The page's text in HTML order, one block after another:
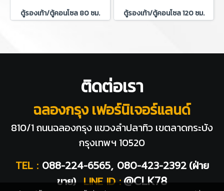
ตู้รองเท้า/ตู้คอนโซล 80 ซม. ตู้รองเท้า/ตู้คอนโซล 120 ซม.
ติดต่อเรา
ฉลองกรุง เฟอร์นิเจอร์แลนด์
810/1 ถนนฉลองกรุง แขวงลำปลาทิว เขตลาดกระบัง
กรุงเทพฯ 10520
TEL : 088-224-6565, 080-423-2392 (ฝ่าย
ขาย) LINE ID : @CLK78